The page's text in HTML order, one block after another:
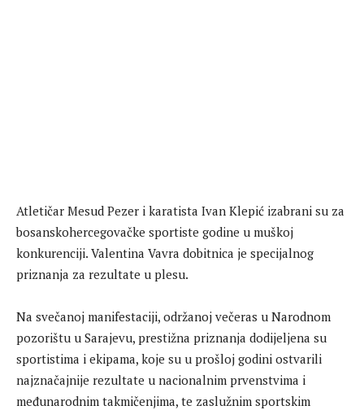
Atletičar Mesud Pezer i karatista Ivan Klepić izabrani su za
bosanskohercegovačke sportiste godine u muškoj
konkurenciji. Valentina Vavra dobitnica je specijalnog
priznanja za rezultate u plesu.
Na svečanoj manifestaciji, održanoj večeras u Narodnom
pozorištu u Sarajevu, prestižna priznanja dodijeljena su
sportistima i ekipama, koje su u prošloj godini ostvarili
najznačajnije rezultate u nacionalnim prvenstvima i
međunarodnim takmičenjima, te zaslužnim sportskim